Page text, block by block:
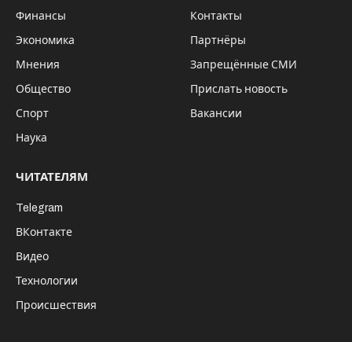
Финансы
Экономика
Мнения
Общество
Спорт
Наука
Контакты
Партнёры
Запрещённые СМИ
Прислать новость
Вакансии
ЧИТАТЕЛЯМ
Telegram
ВКонтакте
Видео
Технологии
Происшествия